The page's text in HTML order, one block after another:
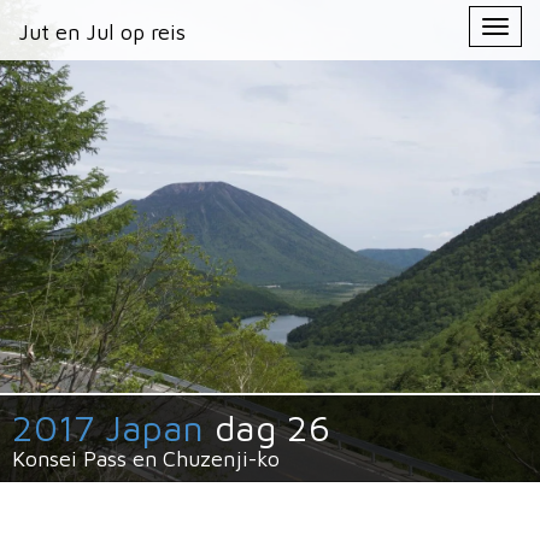
Jut en Jul op reis
Primary
Menu
Jut en Jul op reis
2017 Japan dag 26
Konsei Pass en Chuzenji-ko